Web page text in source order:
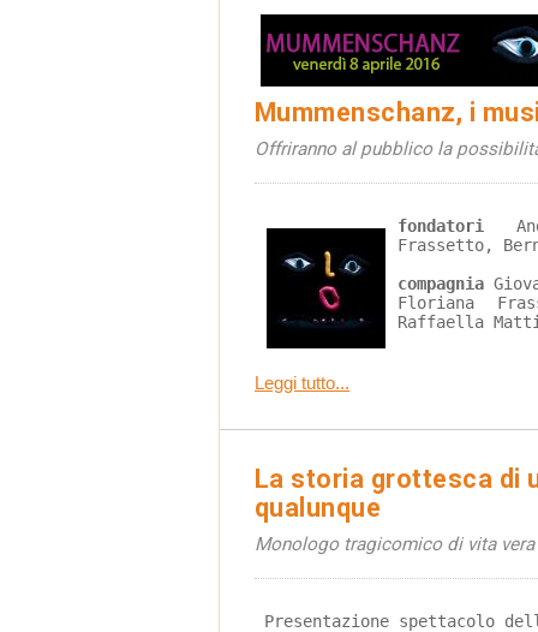
Mummenschanz, i
Offriranno al pubblico la
fondatori
Frassetto,
compagnia
Floriana
Raffaella
Leggi tutto...
La storia grottesca di
qualunque
Monologo tragicomico di vita vera
Presentazione spettacolo